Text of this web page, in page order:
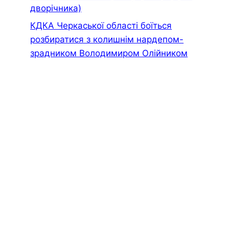
дворiчника)
КДКА Черкаської області боїться
розбиратися з колишнім нардепом-
зрадником Володимиром Олійником